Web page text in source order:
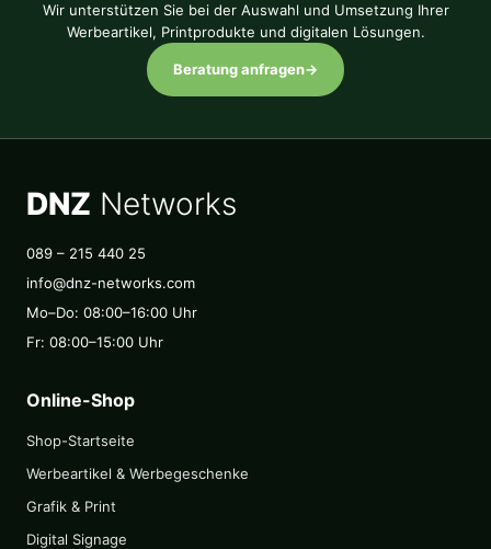
Wir unterstützen Sie bei der Auswahl und Umsetzung Ihrer
Werbeartikel, Printprodukte und digitalen Lösungen.
Beratung anfragen→
DNZ Networks
089 – 215 440 25
info@dnz-networks.com
Mo–Do: 08:00–16:00 Uhr
Fr: 08:00–15:00 Uhr
Online-Shop
Shop-Startseite
Werbeartikel & Werbegeschenke
Grafik & Print
Digital Signage